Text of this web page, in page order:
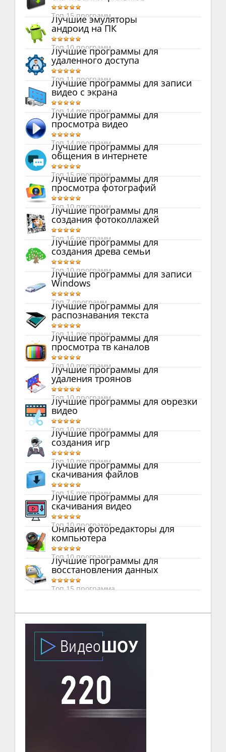
Топ 15 программ
Лучшие эмуляторы
андроид на ПК
Топ 10 программ
Лучшие программы для
удаленного доступа
Топ 11 программ
Лучшие программы для записи
видео с экрана
Топ 14 программ
Лучшие программы для
просмотра видео
Топ 14 программ
Лучшие программы для
общения в интернете
Топ 15 программ
Лучшие программы для
просмотра фотографий
Топ 10 программ
Лучшие программы для
создания фотоколлажей
Топ 16 программ
Лучшие программы для
создания древа семьи
Топ 10 программ
Лучшие программы для записи
Windows
Топ 7 программ
Лучшие программы для
распознавания текста
Топ 11 программ
Лучшие программы для
просмотра тв каналов
Топ 10 программ
Лучшие программы для
удаления троянов
Топ 10 программ
Лучшие программы для обрезки
видео
Топ 10 программ
Лучшие программы для
создания игр
Топ 10 программ
Лучшие программы для
скачивания файлов
Топ 15 программ
Лучшие программы для
скачивания видео
Топ 10 программ
Онлайн фоторедакторы для
компьютера
Топ 10 программ
Лучшие программы для
восстановления данных
Топ 15 программа